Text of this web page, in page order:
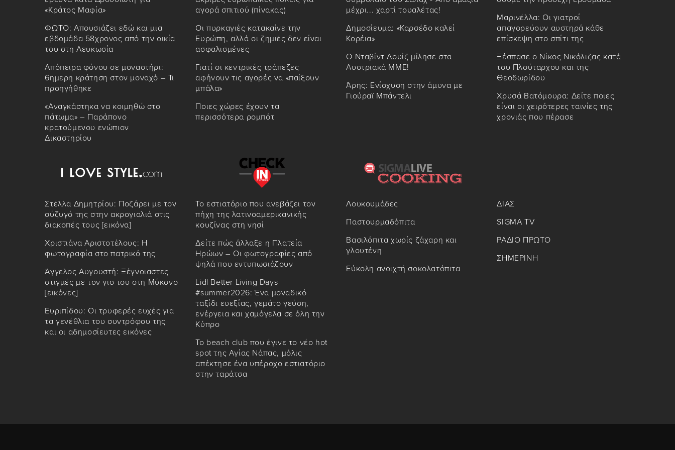
«Κράτος Μαφία»
ΦΩΤΟ: Απουσιάζει εδώ και μια
εβδομάδα 58χρονος από την οικία
του στη Λευκωσία
Απόπειρα φόνου σε μοναστήρι:
6ημερη κράτηση στον μοναχό – Τι
προηγήθηκε
«Αναγκάστηκα να κοιμηθώ στο
πάτωμα» – Παράπονο
κρατούμενου ενώπιον
Δικαστηρίου
αγορά σπιτιού (πίνακας)
Οι πυρκαγιές κατακαίνε την
Ευρώπη, αλλά οι ζημιές δεν είναι
ασφαλισμένες
Γιατί οι κεντρικές τράπεζες
αφήνουν τις αγορές να «παίξουν
μπάλα»
Ποιες χώρες έχουν τα
περισσότερα ρομπότ
μέχρι... χαρτί τουαλέτας!
Δημοσίευμα: «Καρσέδο καλεί
Κορέια»
Ο Νταβίντ Λουίζ μίλησε στα
Αυστριακά ΜΜΕ!
Άρης: Ενίσχυση στην άμυνα με
Γιούραϊ Μπάντελι
Μαρινέλλα: Οι γιατροί
απαγορεύουν αυστηρά κάθε
επίσκεψη στο σπίτι της
Ξέσπασε ο Νίκος Νικόλιζας κατά
του Πλούταρχου και της
Θεοδωρίδου
Χρυσά Βατόμουρα: Δείτε ποιες
είναι οι χειρότερες ταινίες της
χρονιάς που πέρασε
Στέλλα Δημητρίου: Ποζάρει με τον
σύζυγό της στην ακρογιαλιά στις
διακοπές τους [εικόνα]
Χριστιάνα Αριστοτέλους: Η
φωτογραφία στο πατρικό της
Άγγελος Αυγουστή: Ξέγνοιαστες
στιγμές με τον γιο του στη Μύκονο
[εικόνες]
Ευριπίδου: Οι τρυφερές ευχές για
τα γενέθλια του συντρόφου της
και οι αδημοσίευτες εικόνες
Το εστιατόριο που ανεβάζει τον
πήχη της λατινοαμερικανικής
κουζίνας στη νησί
Δείτε πώς άλλαξε η Πλατεία
Ηρώων – Οι φωτογραφίες από
ψηλά που εντυπωσιάζουν
Lidl Better Living Days
#summer2026: Ένα μοναδικό
ταξίδι ευεξίας, γεμάτο γεύση,
ενέργεια και χαμόγελα σε όλη την
Κύπρο
Το beach club που έγινε το νέο hot
spot της Αγίας Νάπας, μόλις
απέκτησε ένα υπέροχο εστιατόριο
στην ταράτσα
Λουκουμάδες
Παστουρμαδόπιτα
Βασιλόπιτα χωρίς ζάχαρη και
γλουτένη
Εύκολη ανοιχτή σοκολατόπιτα
ΔΙΑΣ
SIGMA TV
ΡΑΔΙΟ ΠΡΩΤΟ
ΣΗΜΕΡΙΝΗ